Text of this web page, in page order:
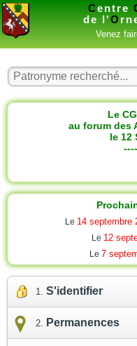
Centre
de l'O
Venez
Le
au forum des
le 12
Le 14 septembre
Le 12
Le 7
S'identifier
Permanences